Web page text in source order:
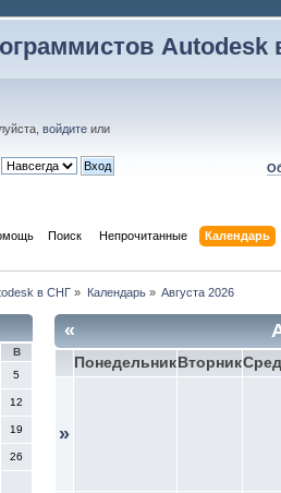
Autodesk
войдите или
Поиск Непрочитанные Календарь
в СНГ » Календарь» Августа 2026
В
5
12
19
26
«
ПонедельникВторник
»